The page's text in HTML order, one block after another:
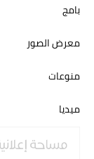
بامج
معرض الصور
منوعات
ميديا